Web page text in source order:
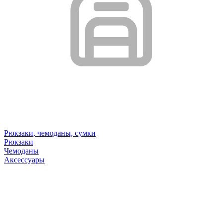
Рюкзаки, чемоданы, сумки
Рюкзаки
Чемоданы
Аксессуары